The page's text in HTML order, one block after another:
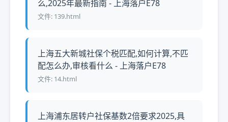
么,2025年最新指南 - 上海落户E78
文件: 139.html
上海五大新城社保个税匹配,如何计算,不匹
配怎么办,审核看什么 - 上海落户E78
文件: 14.html
上海浦东居转户社保基数2倍要求2025,具